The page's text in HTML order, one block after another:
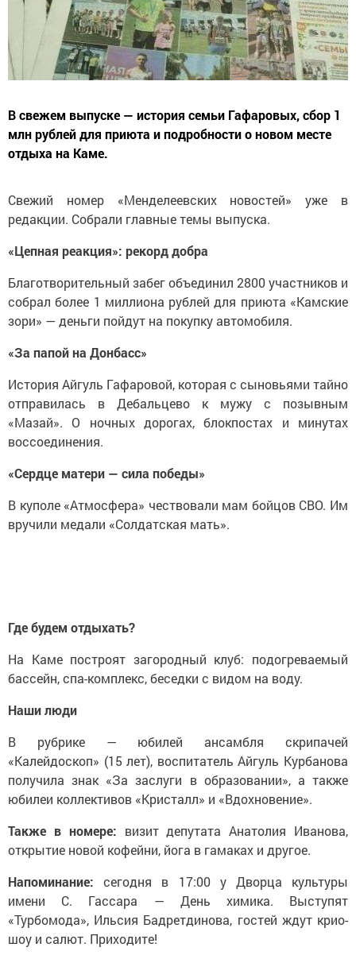
В свежем выпуске — история семьи Гафаровых, сбор 1
млн рублей для приюта и подробности о новом месте
отдыха на Каме.
Свежий номер «Менделеевских новостей» уже в
редакции. Собрали главные темы выпуска.
«Цепная реакция»: рекорд добра
Благотворительный забег объединил 2800 участников и
собрал более 1 миллиона рублей для приюта «Камские
зори» — деньги пойдут на покупку автомобиля.
«За папой на Донбасс»
История Айгуль Гафаровой, которая с сыновьями тайно
отправилась в Дебальцево к мужу с позывным
«Мазай». О ночных дорогах, блокпостах и минутах
воссоединения.
«Сердце матери — сила победы»
В куполе «Атмосфера» чествовали мам бойцов СВО. Им
вручили медали «Солдатская мать».
Где будем отдыхать?
На Каме построят загородный клуб: подогреваемый
бассейн, спа-комплекс, беседки с видом на воду.
Наши люди
В рубрике — юбилей ансамбля скрипачей
«Калейдоскоп» (15 лет), воспитатель Айгуль Курбанова
получила знак «За заслуги в образовании», а также
юбилеи коллективов «Кристалл» и «Вдохновение».
Также в номере: визит депутата Анатолия Иванова,
открытие новой кофейни, йога в гамаках и другое.
Напоминание: сегодня в 17:00 у Дворца культуры
имени С. Гассара — День химика. Выступят
«Турбомода», Ильсия Бадретдинова, гостей ждут крио-
шоу и салют. Приходите!